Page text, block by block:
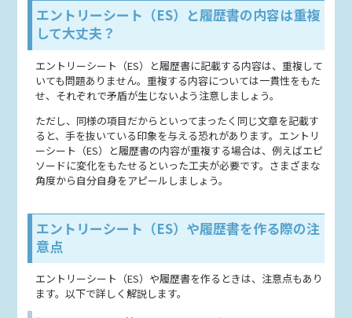
エントリーシート（ES）と履歴書の内容は重複
して大丈夫？
エントリーシート（ES）と履歴書に記載する内容は、重複して
いても問題ありません。重複する内容については一貫性をもた
せ、それぞれで矛盾が生じないよう注意しましょう。
ただし、同様の項目だからといってまったく同じ文章を記載す
ると、手を抜いている印象を与える恐れがあります。エントリ
ーシート（ES）と履歴書の内容が重複する場合は、例えばエピ
ソードに変化をもたせるといった工夫が必要です。さまざまな
角度から自分自身をアピールしましょう。
エントリーシート（ES）や履歴書を作る際の注
意点
エントリーシート（ES）や履歴書を作るときは、注意点もあり
ます。以下で詳しく解説します。